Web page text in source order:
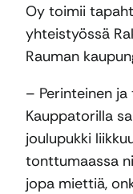
Oy toimii
yhteistyössä
Rauman
– Perinteinen
Kauppatorilla
joulupukki
tonttumaassa
jopa miettiä,